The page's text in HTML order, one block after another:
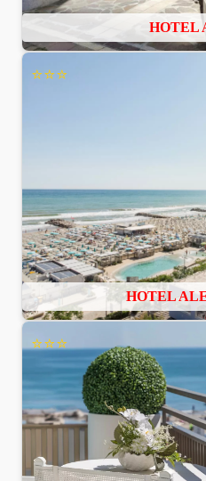
HOTEL
⭐⭐⭐
HOTEL
⭐⭐⭐